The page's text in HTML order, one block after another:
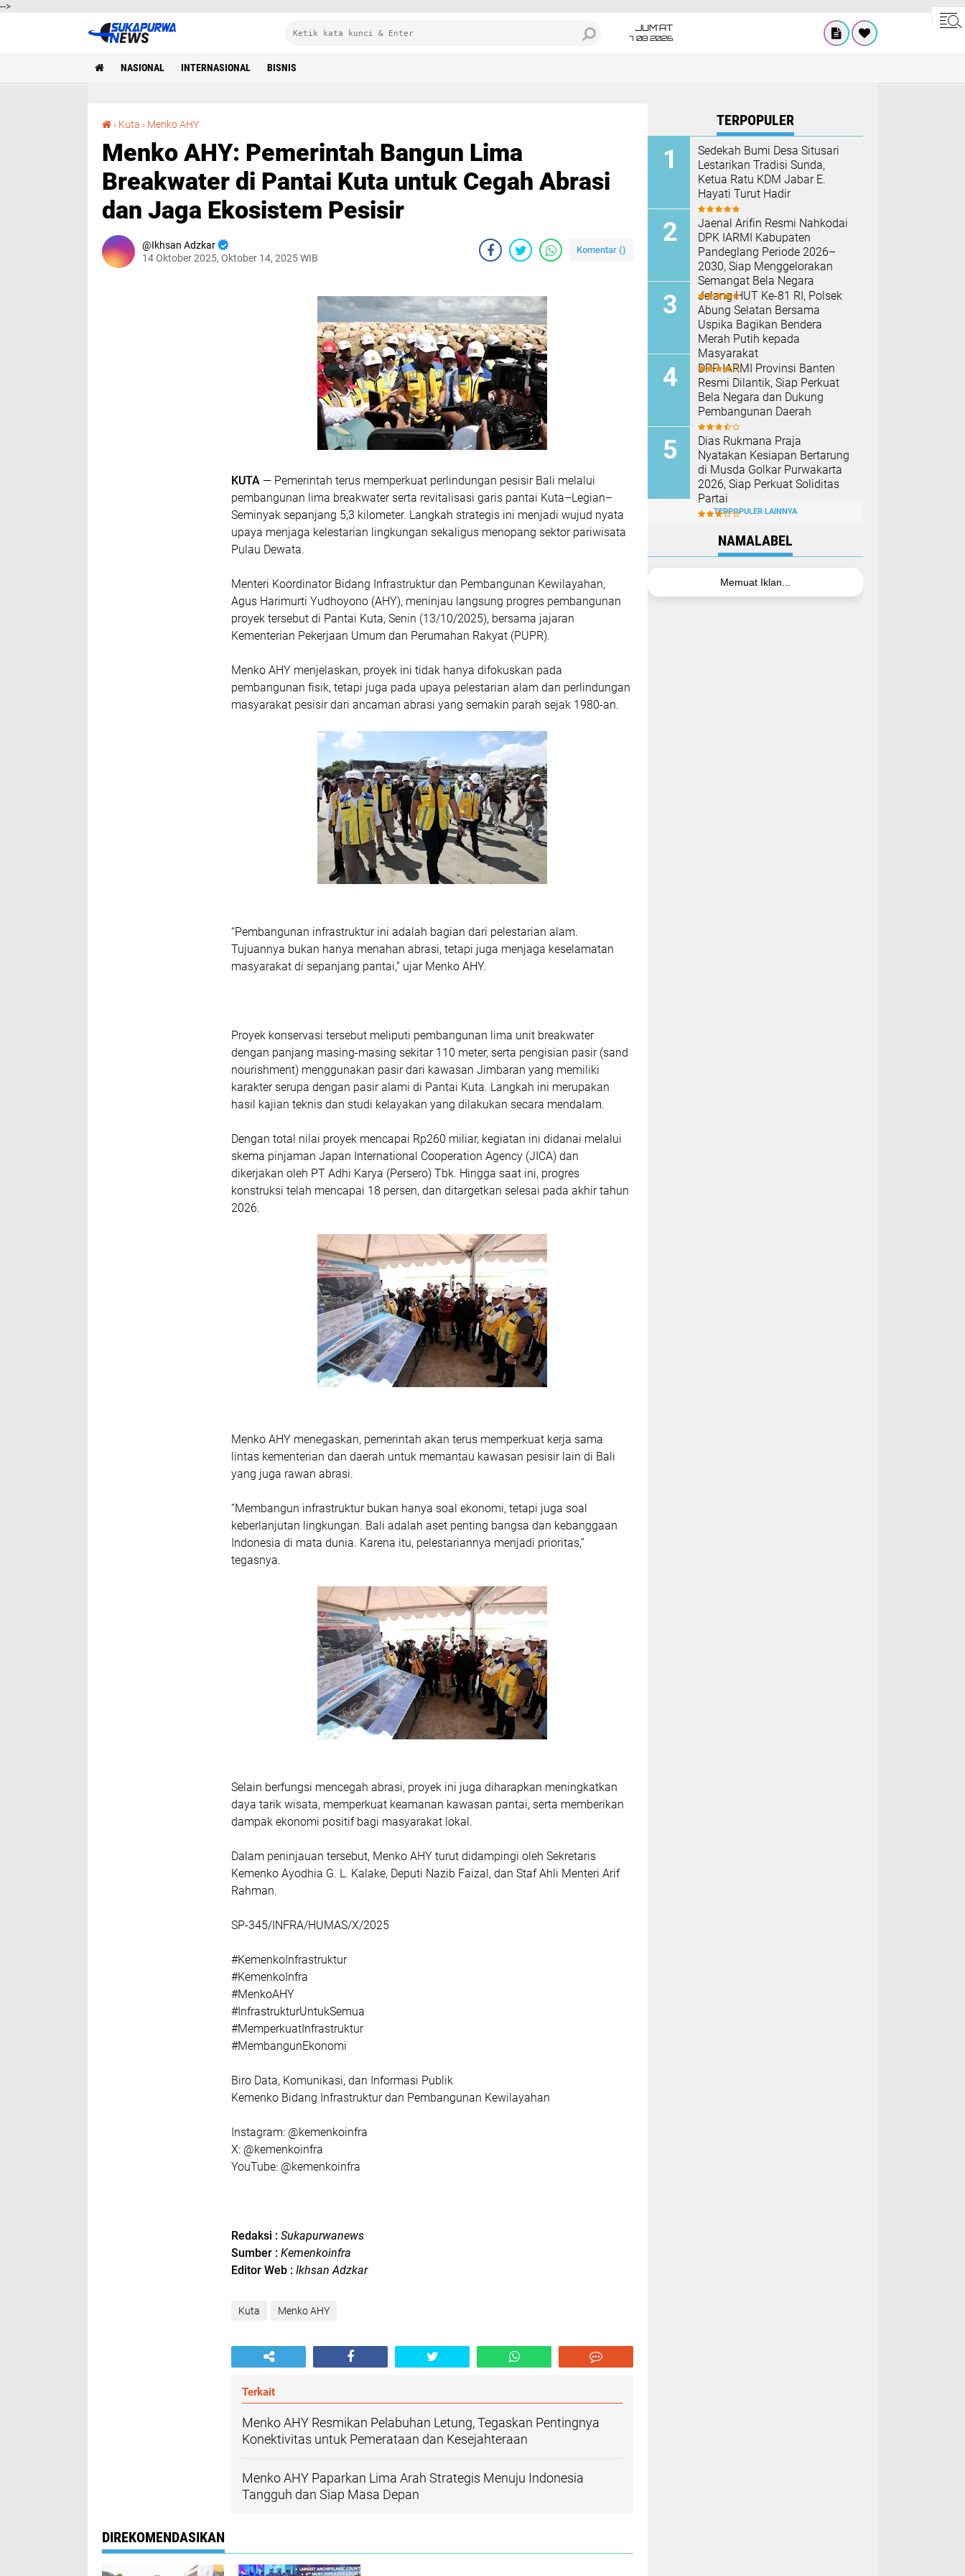
-->
JUM'AT
7 08 2026
NASIONAL INTERNASIONAL BISNIS
› Kuta › Menko AHY
Menko AHY: Pemerintah Bangun Lima
Breakwater di Pantai Kuta untuk Cegah Abrasi
dan Jaga Ekosistem Pesisir
Ikhsan Adzkar
14 Oktober 2025, Oktober 14, 2025 WIB
Komentar ()
KUTA — Pemerintah terus memperkuat perlindungan pesisir Bali melalui
pembangunan lima breakwater serta revitalisasi garis pantai Kuta–Legian–
Seminyak sepanjang 5,3 kilometer. Langkah strategis ini menjadi wujud nyata
upaya menjaga kelestarian lingkungan sekaligus menopang sektor pariwisata
Pulau Dewata.
Menteri Koordinator Bidang Infrastruktur dan Pembangunan Kewilayahan,
Agus Harimurti Yudhoyono (AHY), meninjau langsung progres pembangunan
proyek tersebut di Pantai Kuta, Senin (13/10/2025), bersama jajaran
Kementerian Pekerjaan Umum dan Perumahan Rakyat (PUPR).
Menko AHY menjelaskan, proyek ini tidak hanya difokuskan pada
pembangunan fisik, tetapi juga pada upaya pelestarian alam dan perlindungan
masyarakat pesisir dari ancaman abrasi yang semakin parah sejak 1980-an.
“Pembangunan infrastruktur ini adalah bagian dari pelestarian alam.
Tujuannya bukan hanya menahan abrasi, tetapi juga menjaga keselamatan
masyarakat di sepanjang pantai,” ujar Menko AHY.
Proyek konservasi tersebut meliputi pembangunan lima unit breakwater
dengan panjang masing-masing sekitar 110 meter, serta pengisian pasir (sand
nourishment) menggunakan pasir dari kawasan Jimbaran yang memiliki
karakter serupa dengan pasir alami di Pantai Kuta. Langkah ini merupakan
hasil kajian teknis dan studi kelayakan yang dilakukan secara mendalam.
Dengan total nilai proyek mencapai Rp260 miliar, kegiatan ini didanai melalui
skema pinjaman Japan International Cooperation Agency (JICA) dan
dikerjakan oleh PT Adhi Karya (Persero) Tbk. Hingga saat ini, progres
konstruksi telah mencapai 18 persen, dan ditargetkan selesai pada akhir tahun
2026.
Menko AHY menegaskan, pemerintah akan terus memperkuat kerja sama
lintas kementerian dan daerah untuk memantau kawasan pesisir lain di Bali
yang juga rawan abrasi.
“Membangun infrastruktur bukan hanya soal ekonomi, tetapi juga soal
keberlanjutan lingkungan. Bali adalah aset penting bangsa dan kebanggaan
Indonesia di mata dunia. Karena itu, pelestariannya menjadi prioritas,”
tegasnya.
Selain berfungsi mencegah abrasi, proyek ini juga diharapkan meningkatkan
daya tarik wisata, memperkuat keamanan kawasan pantai, serta memberikan
dampak ekonomi positif bagi masyarakat lokal.
Dalam peninjauan tersebut, Menko AHY turut didampingi oleh Sekretaris
Kemenko Ayodhia G. L. Kalake, Deputi Nazib Faizal, dan Staf Ahli Menteri Arif
Rahman.
SP-345/INFRA/HUMAS/X/2025
#KemenkoInfrastruktur
#KemenkoInfra
#MenkoAHY
#InfrastrukturUntukSemua
#MemperkuatInfrastruktur
#MembangunEkonomi
Biro Data, Komunikasi, dan Informasi Publik
Kemenko Bidang Infrastruktur dan Pembangunan Kewilayahan
Instagram: @kemenkoinfra
X: @kemenkoinfra
YouTube: @kemenkoinfra
Redaksi : Sukapurwanews
Sumber : Kemenkoinfra
Editor Web : Ikhsan Adzkar
Kuta Menko AHY
Terkait
Menko AHY Resmikan Pelabuhan Letung, Tegaskan Pentingnya
Konektivitas untuk Pemerataan dan Kesejahteraan
Menko AHY Paparkan Lima Arah Strategis Menuju Indonesia
Tangguh dan Siap Masa Depan
DIREKOMENDASIKAN
TERPOPULER
Sedekah Bumi Desa Situsari
Lestarikan Tradisi Sunda,
Ketua Ratu KDM Jabar E.
Hayati Turut Hadir
Jaenal Arifin Resmi Nahkodai
DPK IARMI Kabupaten
Pandeglang Periode 2026–
2030, Siap Menggelorakan
Semangat Bela Negara
Jelang HUT Ke-81 RI, Polsek
Abung Selatan Bersama
Uspika Bagikan Bendera
Merah Putih kepada
Masyarakat
DPP IARMI Provinsi Banten
Resmi Dilantik, Siap Perkuat
Bela Negara dan Dukung
Pembangunan Daerah
Dias Rukmana Praja
Nyatakan Kesiapan Bertarung
di Musda Golkar Purwakarta
2026, Siap Perkuat Soliditas
Partai
TERPOPULER LAINNYA
NAMALABEL
Memuat Iklan...